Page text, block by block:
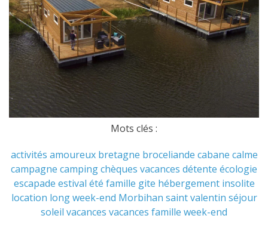
Mots clés :
activités amoureux bretagne broceliande cabane calme
campagne campingchèques vacances détente écologie
escapade estival été famille gite hébergement insolite
location long week-end Morbihan saint valentin séjour
soleil vacances vacances famille week-end